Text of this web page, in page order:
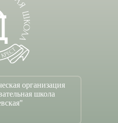
организация
школа